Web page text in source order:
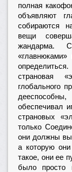
полная
объявляют
собираются
вещи
жандарма.
страновая
глобального
обеспечивал
страновых
только
они должны
а которую
такое, они ее
было просто